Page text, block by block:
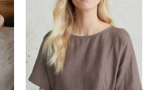
Mėgstamiausias